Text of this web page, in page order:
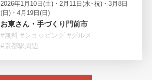
2026年1月10日(土)・2月11日(水･祝)・3月8日
(日)・4月19日(日)
お東さん・手づくり門前市
#無料 #ショッピング #グルメ
#京都駅周辺